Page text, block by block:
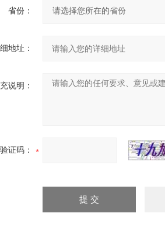
省份：
地址：
说明：
验证码：